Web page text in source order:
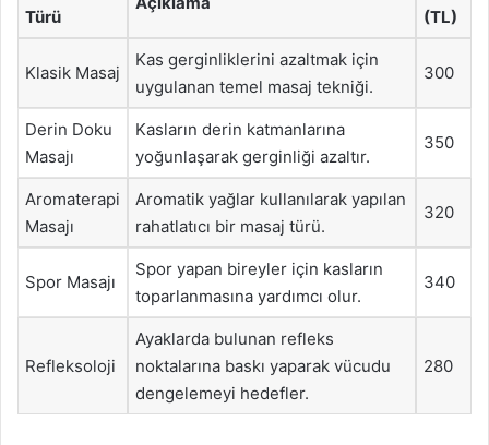
Türü
(TL)
Klasik Masaj
Kas gerginliklerini azaltmak için
uygulanan temel masaj tekniği.
300
Derin Doku
Masajı
Kasların derin katmanlarına
yoğunlaşarak gerginliği azaltır.
350
Aromaterapi
Masajı
Aromatik yağlar kullanılarak yapılan
rahatlatıcı bir masaj türü.
320
Spor Masajı
Spor yapan bireyler için kasların
toparlanmasına yardımcı olur.
340
Refleksoloji
Ayaklarda bulunan refleks
noktalarına baskı yaparak vücudu
dengelemeyi hedefler.
280